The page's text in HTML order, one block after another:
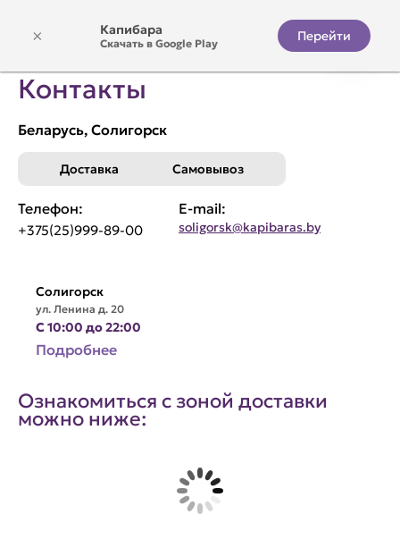
Контакты
Беларусь, Солигорск
Доставка Самовывоз
Телефон:
+375(25)999-89-00
E-mail:
soligorsk@kapibaras.by
Солигорск
ул. Ленина д. 20
С 10:00 до 22:00
Подробнее
Ознакомиться с зоной доставки
можно ниже:
× Капибара
Скачать в Google Play Перейти